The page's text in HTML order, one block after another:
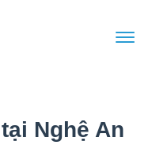
Nghệ An